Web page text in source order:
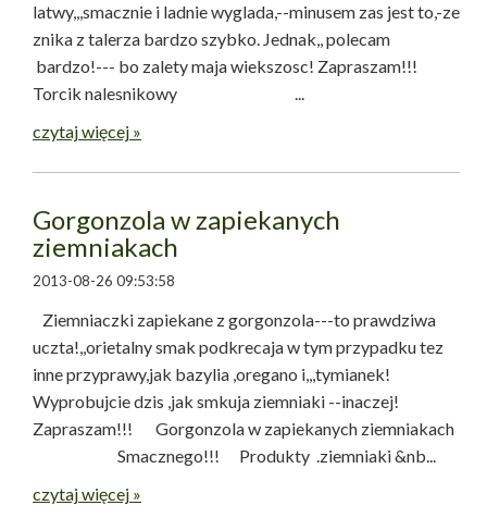
latwy,,,smacznie i ladnie wyglada,--minusem zas jest to,-ze
znika z talerza bardzo szybko. Jednak,, polecam
bardzo!--- bo zalety maja wiekszosc! Zapraszam!!!
Torcik nalesnikowy ...
czytaj więcej »
Gorgonzola w zapiekanych
ziemniakach
2013-08-26 09:53:58
Ziemniaczki zapiekane z gorgonzola---to prawdziwa
uczta!,,orietalny smak podkrecaja w tym przypadku tez
inne przyprawy,jak bazylia ,oregano i,,,tymianek!
Wyprobujcie dzis ,jak smkuja ziemniaki --inaczej!
Zapraszam!!! Gorgonzola w zapiekanych ziemniakach
Smacznego!!! Produkty .ziemniaki &nb...
czytaj więcej »